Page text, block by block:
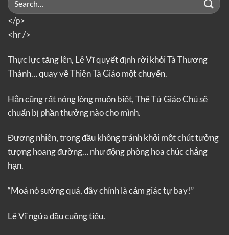
</p>
<hr />
Thực lực tăng lên, Lê Vĩ quyết định rời khỏi Tà Thương
Thành… quay về Thiên Tà Giáo một chuyến.
Hắn cũng rất nóng lòng muốn biết, Thê Tử Giáo Chủ sẽ
chuẩn bị phần thưởng nào cho mình.
Đương nhiên, trong đầu không tránh khỏi một chút tưởng
tượng hoang đường… như động phòng hoa chúc chẳng
hạn.
“Moá nó sướng quá, đây chính là cảm giác tự bay!”
Lê Vĩ ngửa đầu cuồng tiếu.